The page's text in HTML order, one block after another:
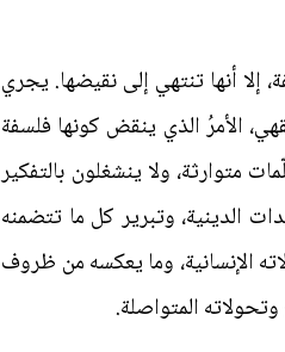
إلا أنها تنتهي إلى نقيضها. يجري
الأمرُ الذي ينقض كونها فلسفة
متوارثة، ولا ينشغلون بالتفكير
الدينية، وتبرير كل ما تتضمنه
الإنسانية، وما يعكسه من ظروف
المتواصلة.